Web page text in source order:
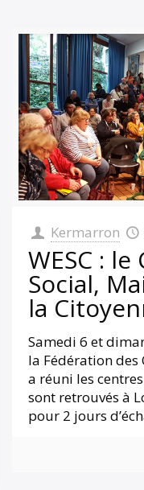
Kermarron
WESC :
Social,
la
Samedi 6 et
la Fédération des
a réuni les
sont retrouvés à
pour 2 jours